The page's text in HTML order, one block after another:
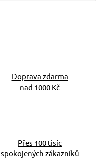
Doprava zdarma
nad 1000 Kč
Přes 100 tisíc
spokojených zákazníků